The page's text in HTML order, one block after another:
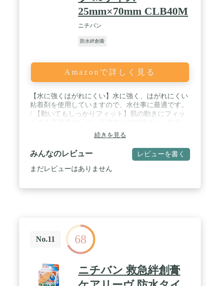
25mm×70mm CLB40M
ニチバン
防水絆創膏
Amazonで詳しく見る
【水に強くはがれにくい】水に強く、はがれにくい
粘着剤を使用していますので、水仕事に最適です。
/ 【動いてもしっかりフィット】肌の動きにフィッ
透湿フィルム、水に強い粘着剤の三層構造により、
肌の動きにしなやかになじみ、キズをしっかり防水
します。 / 【ムレにくい】透湿性にすぐれた素材(不
織布・フィルム・粘着剤)の組み合わせにより、水
は通さないのに通気性が良いので、皮ふがムレた
療機器一般的名称:救急絆創膏♦医療機器の認証番
号・届出番号:13B2X00218131210
続きを見る
みんなのレビュー レビューを書く
まだレビューはありません
No.11 68
ニチバン 救急絆創膏